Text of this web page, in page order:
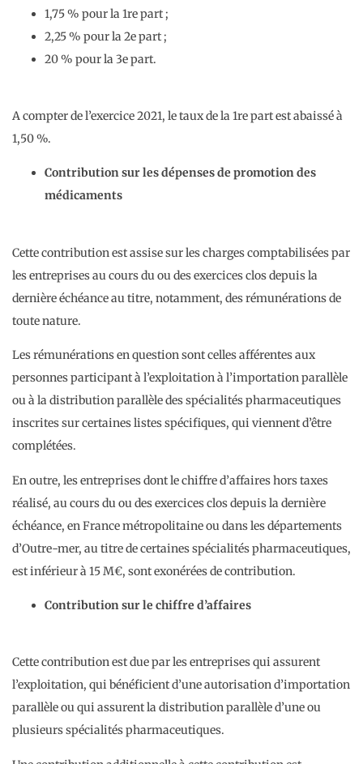
1,75 % pour la 1re part ;
2,25 % pour la 2e part ;
20 % pour la 3e part.
A compter de l’exercice 2021, le taux de la 1re part est abaissé à
1,50 %.
Contribution sur les dépenses de promotion des
médicaments
Cette contribution est assise sur les charges comptabilisées par
les entreprises au cours du ou des exercices clos depuis la
dernière échéance au titre, notamment, des rémunérations de
toute nature.
Les rémunérations en question sont celles afférentes aux
personnes participant à l’exploitation à l’importation parallèle
ou à la distribution parallèle des spécialités pharmaceutiques
inscrites sur certaines listes spécifiques, qui viennent d’être
complétées.
En outre, les entreprises dont le chiffre d’affaires hors taxes
réalisé, au cours du ou des exercices clos depuis la dernière
échéance, en France métropolitaine ou dans les départements
d’Outre-mer, au titre de certaines spécialités pharmaceutiques,
est inférieur à 15 M€, sont exonérées de contribution.
Contribution sur le chiffre d’affaires
Cette contribution est due par les entreprises qui assurent
l’exploitation, qui bénéficient d’une autorisation d’importation
parallèle ou qui assurent la distribution parallèle d’une ou
plusieurs spécialités pharmaceutiques.